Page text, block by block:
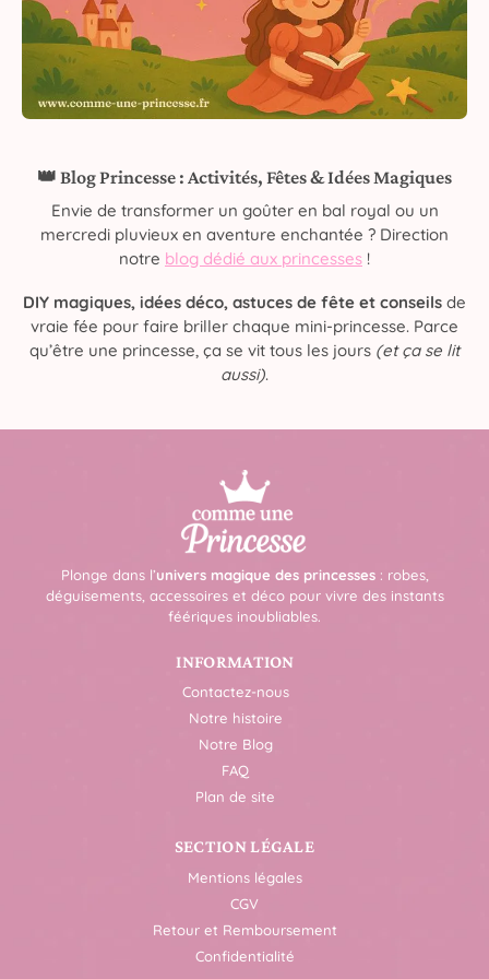
👑 Blog Princesse : Activités, Fêtes & Idées Magiques
Envie de transformer un goûter en bal royal ou un
mercredi pluvieux en aventure enchantée ? Direction
notre blog dédié aux princesses !
DIY magiques, idées déco, astuces de fête et conseils de
vraie fée pour faire briller chaque mini-princesse. Parce
qu’être une princesse, ça se vit tous les jours (et ça se lit
aussi).
Plonge dans l’univers magique des princesses: robes,
déguisements, accessoires et déco pour vivre des instants
féériques inoubliables.
INFORMATION
Contactez-nous
Notre histoire
Notre Blog
FAQ
Plan de site
SECTION LÉGALE
Mentions légales
CGV
Retour et Remboursement
Confidentialité